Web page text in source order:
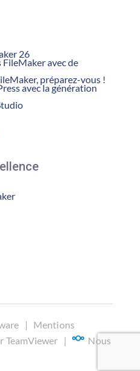
26
avec de
préparez-vous !
avec la génération
| Mentions
TeamViewer |
Nous